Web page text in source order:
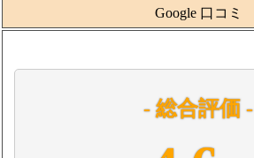
Google 口コミ
- 総合評価 -